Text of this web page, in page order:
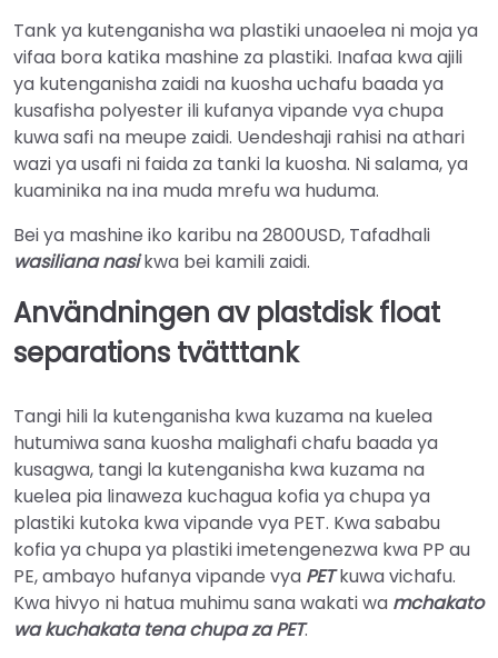
Tank ya kutenganisha wa plastiki unaoelea ni moja ya
vifaa bora katika mashine za plastiki. Inafaa kwa ajili
ya kutenganisha zaidi na kuosha uchafu baada ya
kusafisha polyester ili kufanya vipande vya chupa
kuwa safi na meupe zaidi. Uendeshaji rahisi na athari
wazi ya usafi ni faida za tanki la kuosha. Ni salama, ya
kuaminika na ina muda mrefu wa huduma.
Bei ya mashine iko karibu na 2800USD, Tafadhali
wasiliana nasikwa bei kamili zaidi.
Användningen av plastdisk float
separations tvätttank
Tangi hili la kutenganisha kwa kuzama na kuelea
hutumiwa sana kuosha malighafi chafu baada ya
kusagwa, tangi la kutenganisha kwa kuzama na
kuelea pia linaweza kuchagua kofia ya chupa ya
plastiki kutoka kwa vipande vya PET. Kwa sababu
kofia ya chupa ya plastiki imetengenezwa kwa PP au
PE, ambayo hufanya vipande vya PETkuwa vichafu.
Kwa hivyo ni hatua muhimu sana wakati wa mchakato
wa kuchakata tena chupa za PET.